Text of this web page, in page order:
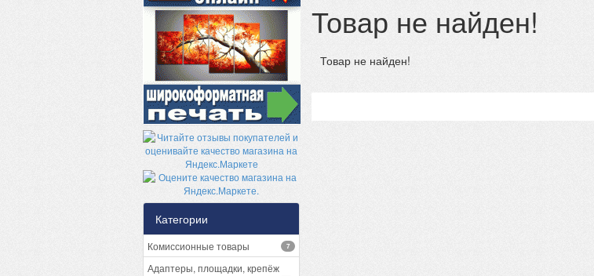
Категории
Комиссионные товары 7
Адаптеры, площадки, крепёж
Товар не найден!
Товар не найден!